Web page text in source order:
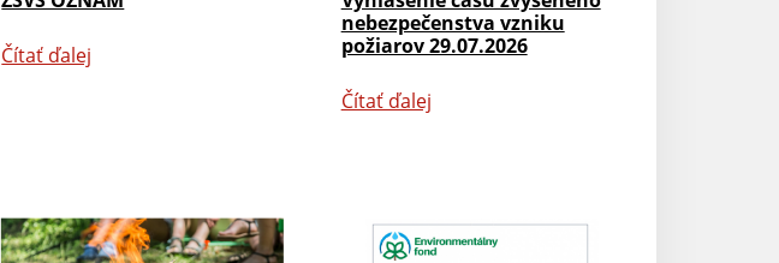
Čítať ďalej
nebezpečenstva vzniku
požiarov 29.07.2026
Čítať ďalej